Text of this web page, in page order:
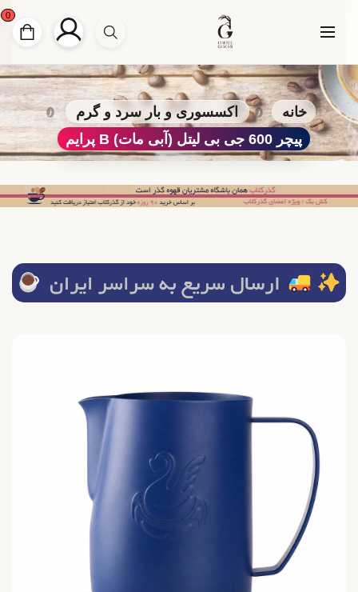
خانه
اکسسوری و بار سرد و گرم
پیچر 600 جی بی لیتل (آبی مات) B پرایم